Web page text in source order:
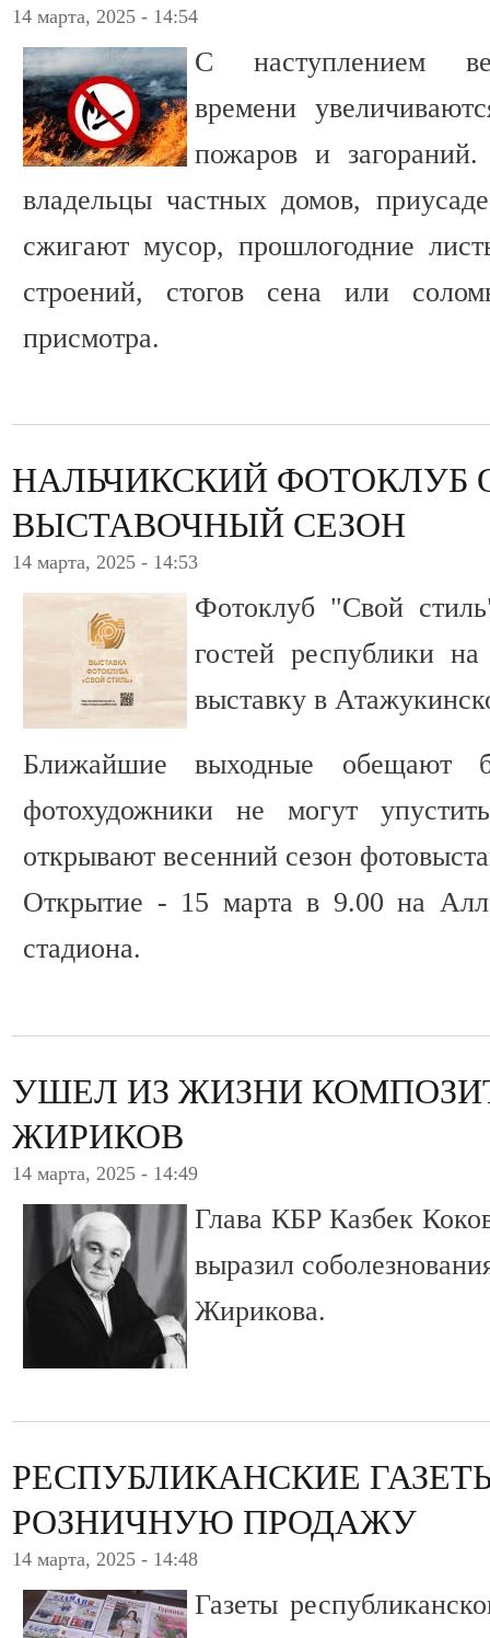
14 марта, 2025 - 14:54
С наступлением
времени
пожаров и
владельцы частных домов,
сжигают мусор, прошлогодние
строений, стогов сена или
присмотра.
НАЛЬЧИКСКИЙ ФОТОКЛУБ
ВЫСТАВОЧНЫЙ СЕЗОН
14 марта, 2025 - 14:53
Фотоклуб "Свой
гостей республики
выставку в
Ближайшие выходные обещают
фотохудожники не могут
открывают весенний сезон
Открытие - 15 марта в 9.00 на
стадиона.
УШЕЛ ИЗ ЖИЗНИ
ЖИРИКОВ
14 марта, 2025 - 14:49
Глава КБР Казбек
выразил
Жирикова.
РЕСПУБЛИКАНСКИЕ
РОЗНИЧНУЮ ПРОДАЖУ
14 марта, 2025 - 14:48
Газеты